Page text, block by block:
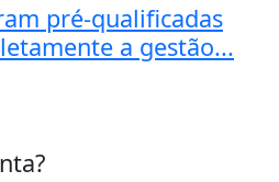
pré-qualificadas
a gestão...